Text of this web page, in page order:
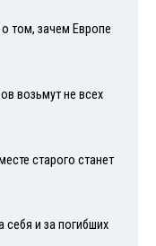
том, зачем Европе
возьмут не всех
старого станет
себя и за погибших